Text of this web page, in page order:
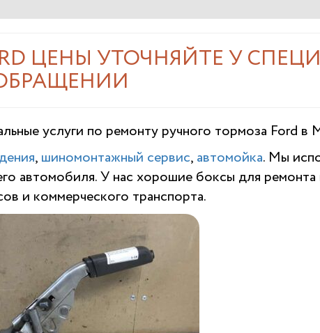
ЦЕНЫ УТОЧНЯЙТЕ У
услуги по ремонту ручного тормоза Ford в
, шиномонтажный сервис, автомойка. Мы
автомобиля. У нас хорошие боксы для
и коммерческого транспорта.